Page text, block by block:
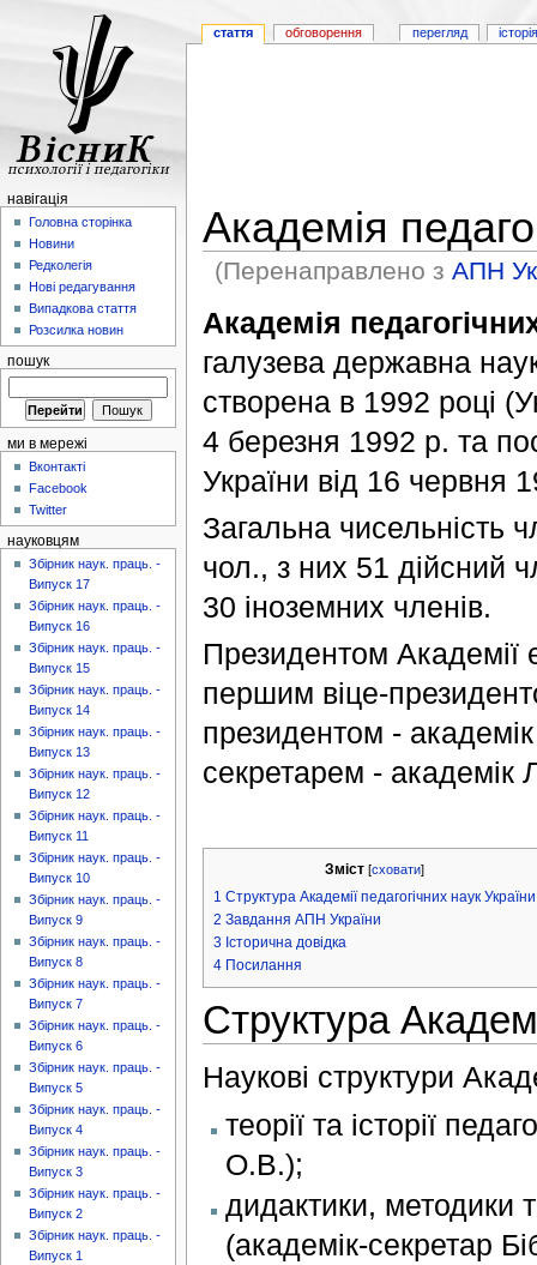
Академія
(Перенаправлено зАПН
Академія
галузева державна
створена в 1992 році
4 березня 1992 р. та
України від 16 червня
Загальна чисельність
чол., з них 51 дійсний
30 іноземних членів.
Президентом
першим віце-
президентом -
секретарем - академік
Зміст [сховати]
1 Структура Академії педагогічних наук України
2 Завдання АПН України
3 Історична довідка
4 Посилання
Структура
Наукові структури
теорії та історії
О.В.);
дидактики, методики
(академік-секретар
стаття обговорення перегляд
навігація
Головна сторінка
Новини
Редколегія
Нові редагування
Випадкова стаття
Розсилка новин
пошук
ми в мережі
Вконтакті
Facebook
Twitter
науковцям
Збірник наук. праць. -
Випуск 17
Збірник наук. праць. -
Випуск 16
Збірник наук. праць. -
Випуск 15
Збірник наук. праць. -
Випуск 14
Збірник наук. праць. -
Випуск 13
Збірник наук. праць. -
Випуск 12
Збірник наук. праць. -
Випуск 11
Збірник наук. праць. -
Випуск 10
Збірник наук. праць. -
Випуск 9
Збірник наук. праць. -
Випуск 8
Збірник наук. праць. -
Випуск 7
Збірник наук. праць. -
Випуск 6
Збірник наук. праць. -
Випуск 5
Збірник наук. праць. -
Випуск 4
Збірник наук. праць. -
Випуск 3
Збірник наук. праць. -
Випуск 2
Збірник наук. праць. -
Випуск 1